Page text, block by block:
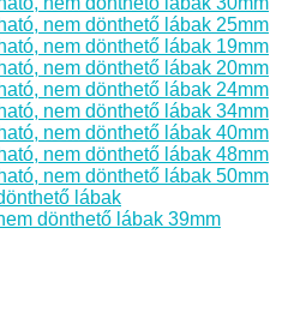
nem dönthető lábak 25mm
nem dönthető lábak 19mm
nem dönthető lábak 20mm
nem dönthető lábak 24mm
nem dönthető lábak 34mm
nem dönthető lábak 40mm
nem dönthető lábak 48mm
nem dönthető lábak 50mm
lábak
dönthető lábak 39mm